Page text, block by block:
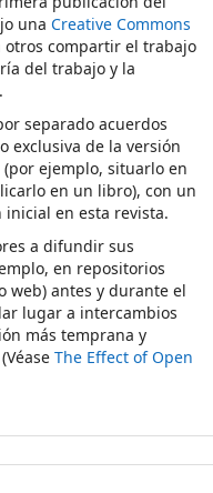
una Creative Commons
compartir el trabajo
del trabajo y la
separado acuerdos
exclusiva de la versión
ejemplo, situarlo en
en un libro), con un
en esta revista.
a difundir sus
en repositorios
web) antes y durante el
lugar a intercambios
más temprana y
The Effect of Open